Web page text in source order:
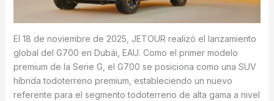
El 18 de noviembre de 2025, JETOUR realizó el lanzamiento
global del G700 en Dubái, EAU. Como el primer modelo
premium de la Serie G, el G700 se posiciona como una SUV
híbrida todoterreno premium, estableciendo un nuevo
referente para el segmento todoterreno de alta gama a nivel